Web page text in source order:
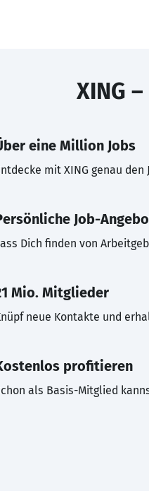
XING
eine Million Jobs
mit XING genau
Job-
Dich finden von
Mio. Mitglieder
neue Kontakte und
profitieren
als Basis-Mitglied